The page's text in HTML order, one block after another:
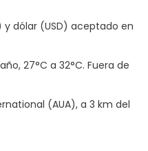
y dólar (USD) aceptado en
27°C a 32°C. Fuera de
(AUA), a 3 km del